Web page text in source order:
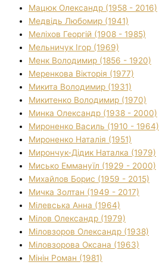
Мацюк Олександр (1958 - 2016)
Медвідь Любомир (1941)
Меліхов Георгій (1908 - 1985)
Мельничук Ігор (1969)
Менк Володимир (1856 - 1920)
Меренкова Вікторія (1977)
Микита Володимир (1931)
Микитенко Володимир (1970)
Минка Олександр (1938 - 2000)
Мироненко Василь (1910 - 1964)
Мироненко Наталія (1951)
Мирончук-Дідик Наталка (1979)
Мисько Еммануїл (1929 - 2000)
Михайлов Борис (1959 - 2015)
Мичка Золтан (1949 - 2017)
Мілевська Анна (1964)
Мілов Олександр (1979)
Міловзоров Олександр (1938)
Міловзорова Оксана (1963)
Мінін Роман (1981)